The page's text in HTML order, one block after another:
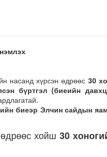
насанд хүрсэн өдрөөс 30
бүртгэл (биеийн
биеэр Элчин сайдын
хойш 30